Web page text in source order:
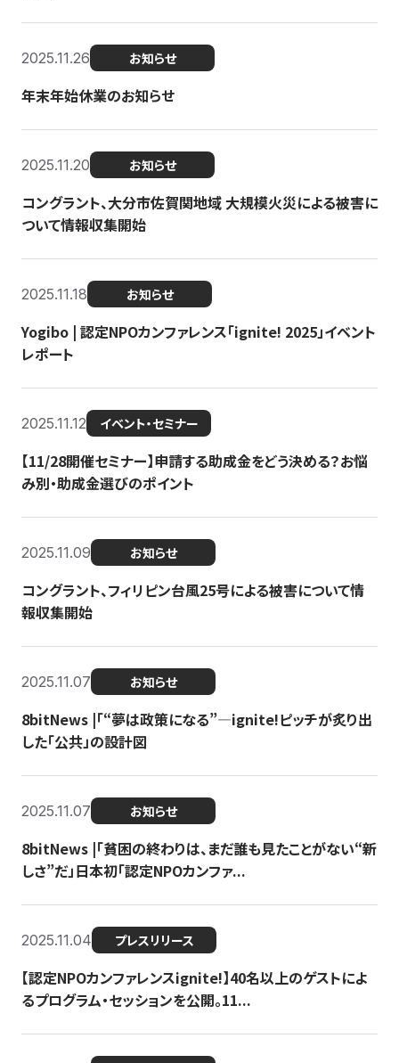
2025.11.26 お知らせ
年末年始休業のお知らせ
2025.11.20 お知らせ
コングラント、大分市佐賀関地域 大規模火災による被害に
ついて情報収集開始
2025.11.18 お知らせ
Yogibo | 認定NPOカンファレンス「ignite! 2025」イベント
レポート
2025.11.12 イベント・セミナー
【11/28開催セミナー】申請する助成金をどう決める？お悩
み別・助成金選びのポイント
2025.11.09 お知らせ
コングラント、フィリピン台風25号による被害について情
報収集開始
2025.11.07 お知らせ
8bitNews |「“夢は政策になる”—ignite!ピッチが炙り出
した「公共」の設計図
2025.11.07 お知らせ
8bitNews |「貧困の終わりは、まだ誰も見たことがない“新
しさ”だ」日本初「認定NPOカンファ...
2025.11.04 プレスリリース
【認定NPOカンファレンスignite!】40名以上のゲストによ
るプログラム・セッションを公開。11...